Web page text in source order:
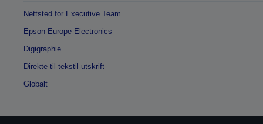
Nettsted for Executive Team
Epson Europe Electronics
Digigraphie
Direkte-til-tekstil-utskrift
Globalt